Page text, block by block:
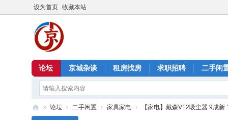
设为首页 收藏本站
论坛 京城杂谈 租房找房 求职招聘 二手闲
» 论坛 › 二手闲置 › 家具家电 › 【家电】戴森V12吸尘器 9成新